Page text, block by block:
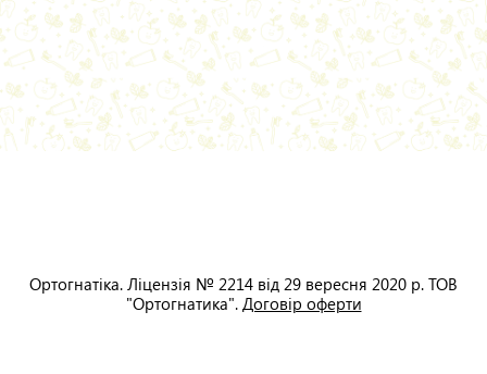
Ортогнатіка. Ліцензія № 2214 від 29 вересня 2020 р. ТОВ
"Ортогнатика". Договір оферти